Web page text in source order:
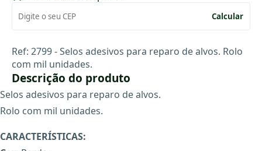
Calcular
Ref: 2799 - Selos adesivos para reparo de alvos. Rolo
com mil unidades.
Descrição do produto
Selos adesivos para reparo de alvos.
Rolo com mil unidades.
CARACTERÍSTICAS: